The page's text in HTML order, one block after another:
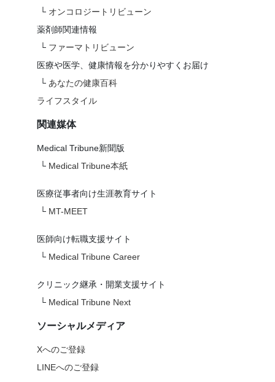
└ オンコロジートリビューン
薬剤師関連情報
└ ファーマトリビューン
医療や医学、健康情報を分かりやすくお届け
└ あなたの健康百科
ライフスタイル
関連媒体
Medical Tribune新聞版
└ Medical Tribune本紙
医療従事者向け生涯教育サイト
└ MT-MEET
医師向け転職支援サイト
└ Medical Tribune Career
クリニック継承・開業支援サイト
└ Medical Tribune Next
ソーシャルメディア
Xへのご登録
LINEへのご登録